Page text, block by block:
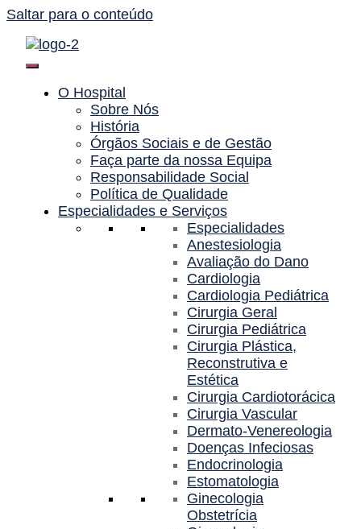
Saltar para o conteúdo
O Hospital
Sobre Nós
História
Órgãos Sociais e de Gestão
Faça parte da nossa Equipa
Responsabilidade Social
Política de Qualidade
Especialidades e Serviços
Especialidades
Anestesiologia
Avaliação do Dano
Cardiologia
Cardiologia Pediátrica
Cirurgia Geral
Cirurgia Pediátrica
Cirurgia Plástica,
Reconstrutiva e
Estética
Cirurgia Cardiotorácica
Cirurgia Vascular
Dermato-Venereologia
Doenças Infeciosas
Endocrinologia
Estomatologia
Ginecologia
Obstetrícia